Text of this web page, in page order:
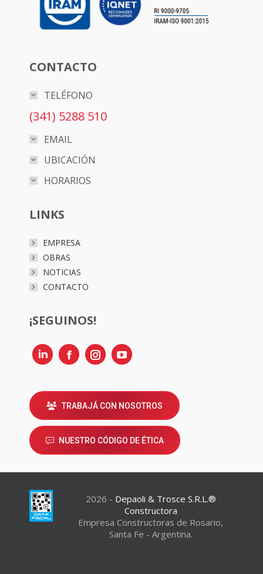
CONTACTO
TELÉFONO
(341) 5288 510
EMAIL
UBICACIÓN
HORARIOS
LINKS
EMPRESA
OBRAS
NOTICIAS
CONTACTO
¡SEGUINOS!
Linkedin Instagram
TRABAJÁ CON NOSOTROS
NUESTRO CÓDIGO DE ÉTICA
2026 - Depaoli & Trosce S.R.L.®
Constructora
Empresa Constructoras de Rosario,
Santa Fe - Argentina.